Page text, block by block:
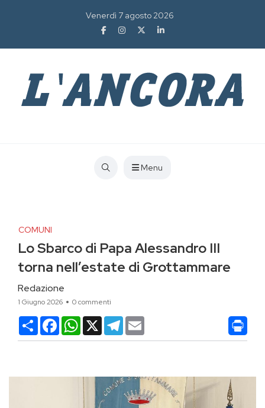
Venerdì 7 agosto 2026
Menu
COMUNI
Lo Sbarco di Papa Alessandro III
torna nell’estate di Grottammare
Redazione
1 Giugno 2026 0 commenti
CondividiFacebookWhatsApp
X Telegram